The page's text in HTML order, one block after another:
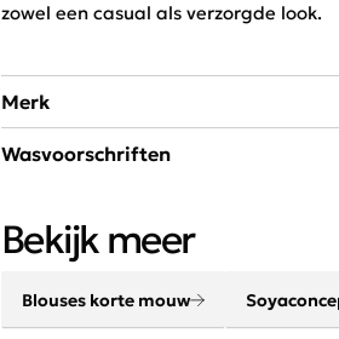
zowel een casual als verzorgde look.
Merk
Soyaconcept heeft een vrouwelijke
ultra vrouwelijk met een stoere en
Wasvoorschriften
Bekijk meer
Blouses korte mouw